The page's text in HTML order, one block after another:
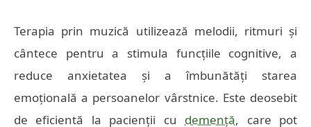
Terapia prin muzică utilizează melodii, ritmuri și
cântece pentru a stimula funcțiile cognitive, a
reduce anxietatea și a îmbunătăți starea
emoțională a persoanelor vârstnice. Este deosebit
de eficientă la pacienții cu demență, care pot